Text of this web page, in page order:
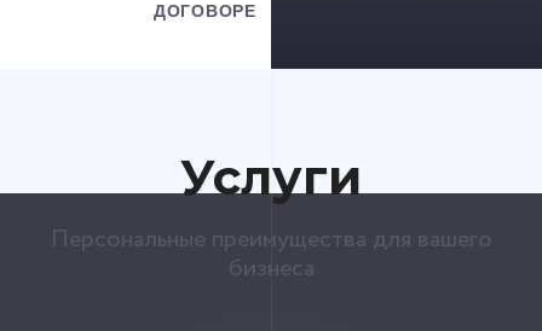
ДОГОВОРЕ
Услуги
Персональные преимущества для вашего
бизнеса